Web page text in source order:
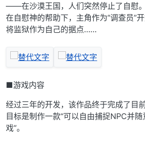
——在沙漠王国，人们突然停止了自慰。
在自慰神的帮助下，主角作为“调查员”
将监狱作为自己的据点……
■游戏内容
经过三年的开发，该作品终于完成了目
目标是制作一款“可以自由捕捉NPC并
戏”。